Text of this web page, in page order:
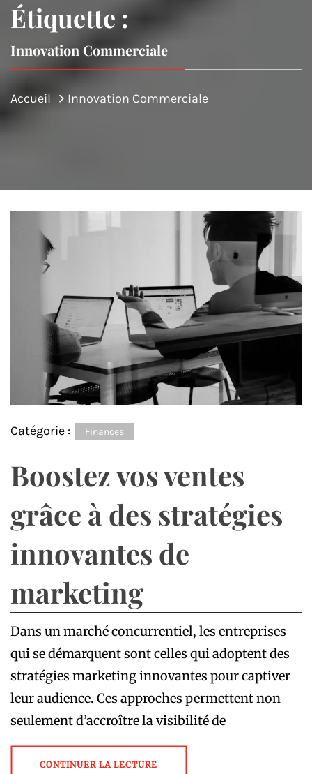
Étiquette :
Innovation Commerciale
Accueil Innovation Commerciale
Catégorie : Finances
Boostez vos ventes
grâce à des stratégies
innovantes de
marketing
Dans un marché concurrentiel, les entreprises
qui se démarquent sont celles qui adoptent des
stratégies marketing innovantes pour captiver
leur audience. Ces approches permettent non
seulement d’accroître la visibilité de
CONTINUER LA LECTURE